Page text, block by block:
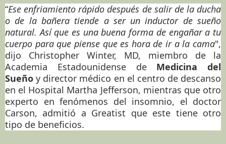
“Ese enfriamiento rápido después de salir de la ducha
o de la bañera tiende a ser un inductor de sueño
natural. Así que es una buena forma de engañar a tu
cuerpo para que piense que es hora de ir a la cama",
dijo Christopher Winter, MD, miembro de la
Academia Estadounidense de Medicina del
Sueño y director médico en el centro de descanso
en el Hospital Martha Jefferson, mientras que otro
experto en fenómenos del insomnio, el doctor
Carson, admitió a Greatist que este tiene otro
tipo de beneficios.